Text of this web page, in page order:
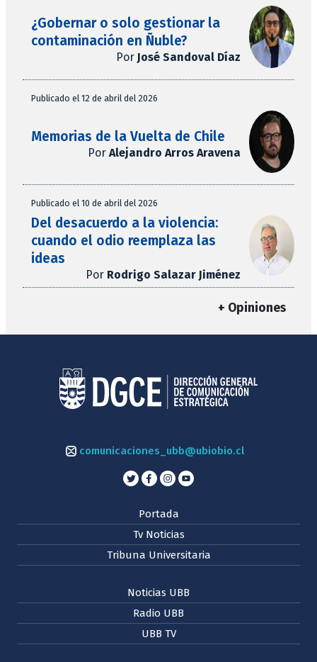
¿Gobernar o solo gestionar la
contaminación en Ñuble?
Por José Sandoval Díaz
Publicado el 12 de abril del 2026
Memorias de la Vuelta de Chile
Por Alejandro Arros Aravena
Publicado el 10 de abril del 2026
Del desacuerdo a la violencia:
cuando el odio reemplaza las
ideas
Por Rodrigo Salazar Jiménez
+ Opiniones
comunicaciones_ubb@ubiobio.cl
Portada
Tv Noticias
Tribuna Universitaria
Noticias UBB
Radio UBB
UBB TV